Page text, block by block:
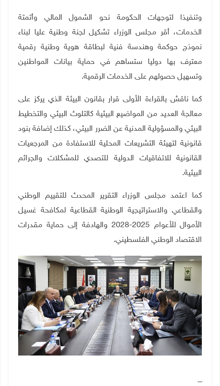
وتنفيذا لتوجهات الحكومة نحو الشمول المالي وأتمتة
الخدمات، أقر مجلس الوزراء تشكيل لجنة وطنية عليا لبناء
نموذج حوكمة وهندسة فنية لبطاقة هوية وطنية رقمية
معترف بها دوليا ستساهم في حماية بيانات المواطنين
وتسهيل حصولهم على الخدمات الرقمية.
كما ناقش بالقراءة الأولى قرار بقانون البيئة الذي يركز على
معالجة العديد من المواضيع البيئية كالتلوث البيئي والتخطيط
البيئي والمسؤولية المدنية عن الضرر البيئي، كذلك إضافة بنود
قانونية لتهيئة التشريعات المحلية للاستفادة من المرجعيات
القانونية للاتفاقيات الدولية للتصدي للمشكلات والجرائم
البيئية.
كما اعتمد مجلس الوزراء التقرير المحدث للتقييم الوطني
والقطاعي والاستراتيجية الوطنية القطاعية لمكافحة غسيل
الأموال للأعوام 2025-2028 والهادفة إلى حماية مقدرات
الاقتصاد الوطني الفلسطيني.
ــــ